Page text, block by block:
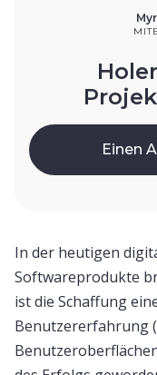
Einen
Einen
In der heutigen
Softwareprodukte
ist die Schaffung
Benutzererfahrung